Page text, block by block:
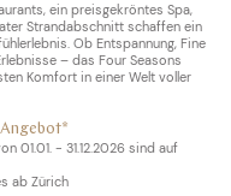
ein preisgekröntes Spa,
Strandabschnitt schaffen ein
Ob Entspannung, Fine
– das Four Seasons
Komfort in einer Welt voller
01.01. - 31.12.2026 sind auf
ab Zürich